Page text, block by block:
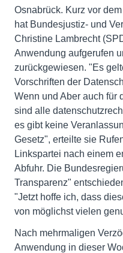
Osnabrück. Kurz vor
hat Bundesjustiz- und
Christine Lambrecht
Anwendung aufgerufen
zurückgewiesen. "Es
Vorschriften der
Wenn und Aber auch für
sind alle
es gibt keine
Gesetz", erteilte sie
Linkspartei nach einem
Abfuhr. Die
Transparenz"
"Jetzt hoffe ich, dass
von möglichst vielen
Nach mehrmaligen
Anwendung in dieser